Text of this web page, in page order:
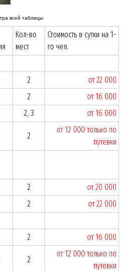
Кол-во
мест
Стоимость в сутки на 1-
го чел.
2
от 22 000
2
от 16 000
2, 3 от 16 000
2
от 12 000 только по
путевки
2
от 20 000
2
от 22 000
2 от 16 000
2
от 12 000только по
путевки